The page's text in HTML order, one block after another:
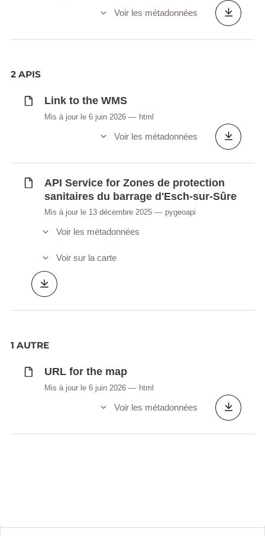
Voir les métadonnées
2 APIS
Link to the WMS
Mis à jour le 6 juin 2026 html
Voir les métadonnées
API Service for Zones de protection
sanitaires du barrage d'Esch-sur-Sûre
Mis à jour le 13 décembre 2025 pygeoapi
Voir les métadonnées
Voir sur la carte
1 AUTRE
URL for the map
Mis à jour le 6 juin 2026 html
Voir les métadonnées